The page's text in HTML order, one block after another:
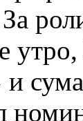
и